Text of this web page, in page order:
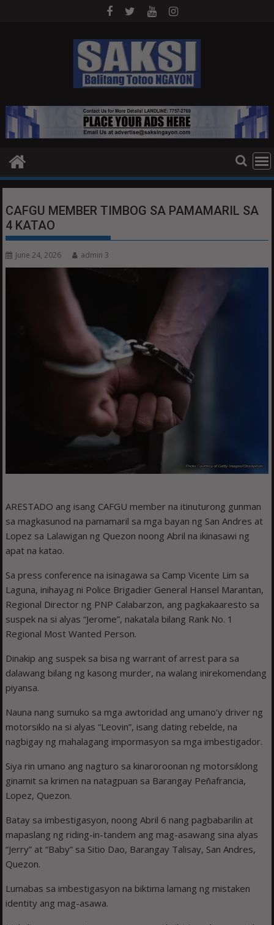
CAFGU MEMBER TIMBOG SA PAMAMARIL SA
4 KATAO
June 24, 2026 admin 3
ARESTADO ang isang CAFGU member na itinuturong gunman
sa magkasunod na pamamaril sa mga bayan ng San Andres at
Lopez sa Lalawigan ng Quezon noong Abril na ikinasawi ng
apat na katao.
Sa press conference na isinagawa sa Camp Vicente Lim sa
Laguna, inihayag ni Police Brigadier General Hansel Marantan,
Regional Director ng PNP Calabarzon, ang pagkakaaresto sa
suspek na si alyas “Jerome”, nakatala bilang Rank No. 1
Regional Most Wanted Person.
Dinakip ang suspek sa bisa ng warrant of arrest para sa
dalawang bilang ng kasong murder, na walang inirekomendang
piyansa.
Nauna nang sumuko sa mga awtoridad ang umano’y driver ng
motorsiklo na si alyas “Leovin”, isang dating rebelde, na
nagbigay ng mahalagang impormasyon sa mga imbestigador.
Siya rin umano ang nagturo sa kinaroroonan ng motorsiklong
ginamit sa krimen na natagpuan sa Barangay Peñafrancia,
Lopez, Quezon.
Batay sa imbestigasyon, noong Abril 6 nang pagbabarilin at
mapaslang ng riding-in-tandem ang mag-asawang sina alyas
“Jerry” at “Baby” sa Sitio Dao, Barangay Talisay, San Andres,
Quezon.
Lumabas sa imbestigasyon na biktima lamang ng mistaken
identity ang mag-asawa.